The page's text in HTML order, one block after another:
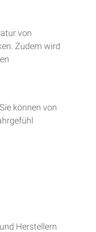
von
Zudem wird
können von
Herstellern